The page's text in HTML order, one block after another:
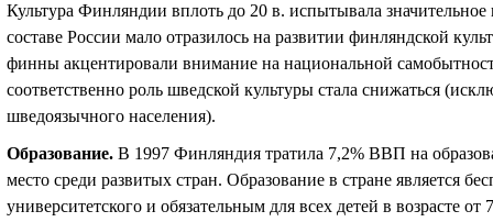
Культура Финляндии вплоть до 20 в. испытывала
составе России мало отразилось на развитии финляндской
финны акцентировали внимание на национальной
соответственно роль шведской культуры стала снижаться
шведоязычного населения).
Образование. В 1997 Финляндия тратила 7,2% ВВП на
место среди развитых стран. Образование в стране является
университетского и обязательным для всех детей в возрасте